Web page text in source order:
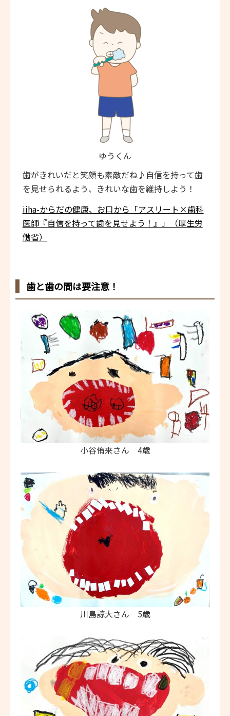
ゆうくん
歯がきれいだと笑顔も素敵だね♪自信を持って歯
を見せられるよう、きれいな歯を維持しよう！
iiha-からだの健康、お口から「アスリート×歯科
医師『自信を持って歯を見せよう！』」（厚生労
働省）
歯と歯の間は要注意！
小谷侑来さん 4歳
川島諒大さん 5歳